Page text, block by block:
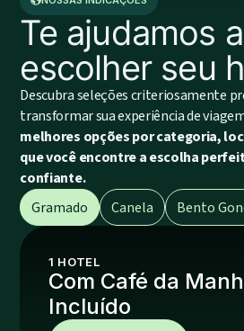
OFERTAS E EXPERIÊNCIAS
#Título da
Te ajudamos a
escolher seu
Descubra seleções criteriosamente
transformar sua experiência de
melhores opções por categoria,
que você encontre a escolha
confiante.
Gramado
Canela Bento
1 HOTEL
Com Café da
Incluído